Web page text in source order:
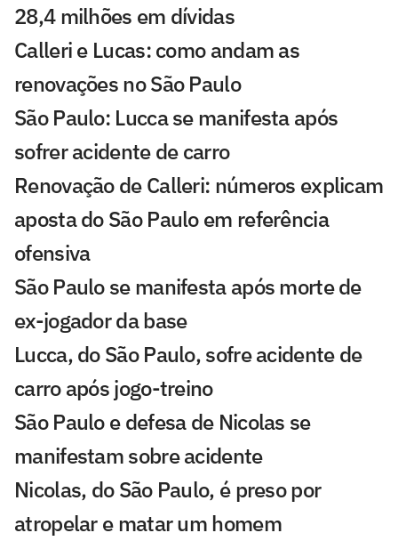
28,4 milhões em dívidas
Calleri e Lucas: como andam as
renovações no São Paulo
São Paulo: Lucca se manifesta após
sofrer acidente de carro
Renovação de Calleri: números explicam
aposta do São Paulo em referência
ofensiva
São Paulo se manifesta após morte de
ex-jogador da base
Lucca, do São Paulo, sofre acidente de
carro após jogo-treino
São Paulo e defesa de Nicolas se
manifestam sobre acidente
Nicolas, do São Paulo, é preso por
atropelar e matar um homem